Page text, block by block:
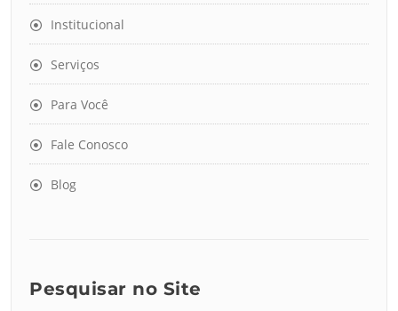
Institucional
Serviços
Para Você
Fale Conosco
Blog
Pesquisar no Site